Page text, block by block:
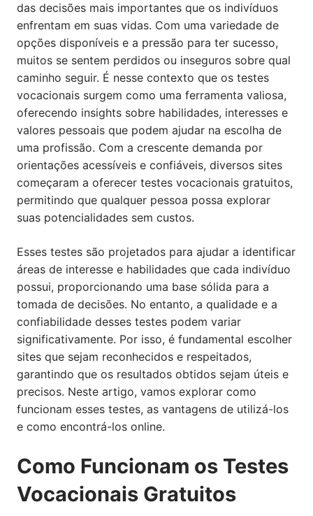
das decisões mais importantes que os indivíduos
enfrentam em suas vidas. Com uma variedade de
opções disponíveis e a pressão para ter sucesso,
muitos se sentem perdidos ou inseguros sobre qual
caminho seguir. É nesse contexto que os testes
vocacionais surgem como uma ferramenta valiosa,
oferecendo insights sobre habilidades, interesses e
valores pessoais que podem ajudar na escolha de
uma profissão. Com a crescente demanda por
orientações acessíveis e confiáveis, diversos sites
começaram a oferecer testes vocacionais gratuitos,
permitindo que qualquer pessoa possa explorar
suas potencialidades sem custos.
Esses testes são projetados para ajudar a identificar
áreas de interesse e habilidades que cada indivíduo
possui, proporcionando uma base sólida para a
tomada de decisões. No entanto, a qualidade e a
confiabilidade desses testes podem variar
significativamente. Por isso, é fundamental escolher
sites que sejam reconhecidos e respeitados,
garantindo que os resultados obtidos sejam úteis e
precisos. Neste artigo, vamos explorar como
funcionam esses testes, as vantagens de utilizá-los
e como encontrá-los online.
Como Funcionam os Testes
Vocacionais Gratuitos